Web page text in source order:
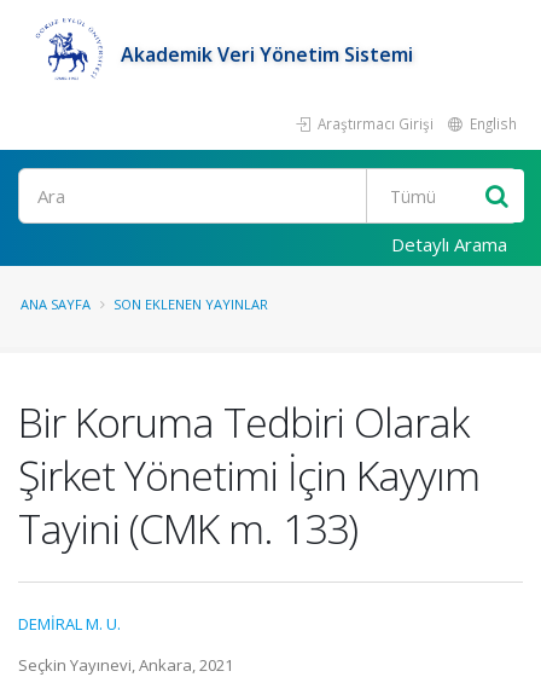
Akademik Veri Yönetim Sistemi
Araştırmacı Girişi English
Ara
Detaylı Arama
ANA SAYFA SON EKLENEN YAYINLAR
Bir Koruma Tedbiri Olarak
Şirket Yönetimi İçin Kayyım
Tayini (CMK m. 133)
DEMİRAL M. U.
Seçkin Yayınevi, Ankara, 2021